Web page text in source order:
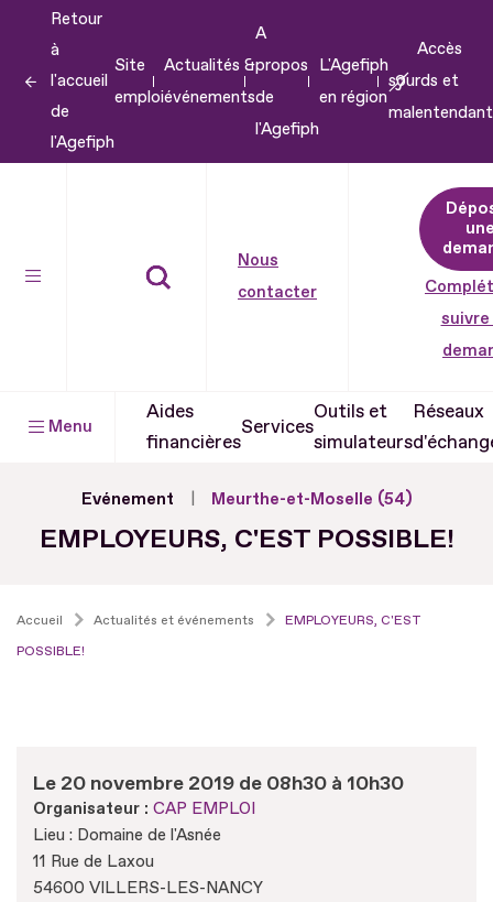
contenu
Retour
à
l'accueil
de
l'Agefiph
Site
emploi
Actualités &
événements
A
propos
de
l'Agefiph
L'Agefiph
en région
Accès
sourds et
Nous
contacter
suivre
Menu
Aides
financières
Services
Outils et
simulateurs
Réseaux
Evénement Meurthe-et-Moselle (54)
EMPLOYEURS, C'EST POSSIBLE!
Accueil Actualités et événements
EMPLOYEURS, C'EST
POSSIBLE!
Le 20 novembre 2019 de 08h30 à 10h30
Organisateur : CAP EMPLOI
Lieu : Domaine de l'Asnée
11 Rue de Laxou
54600 VILLERS-LES-NANCY